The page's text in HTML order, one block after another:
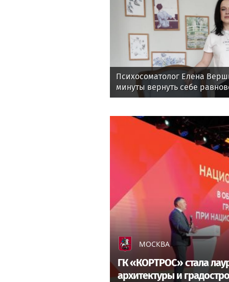
Психосоматолог Елена
минуты вернуть себе
МОСКВА
ГК «КОРТРОС» стала
архитектуры и